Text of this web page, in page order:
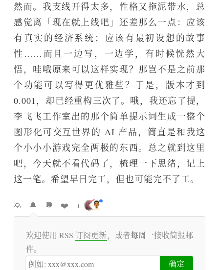
然而。我支线开得太多，性格又拖泥带水，总
感觉离「现在就上线吧」还差那么一点：应该
有真实的经济系统；应该有最初设想的故事
性……而且一边写，一边学，有时候恍然大
悟，哇哦原来可以这样实现？那岂不是之前那
个功能可以写得更优雅些？于是，版本才到
0.001，却已经重构三次了。哦，我还忘了提，
李飞飞工作室出的那个简单提示词生成一整个
图形化可交互世界的 AI 产品，简直是和我这
个小小小游戏完全两极的东西。总之就到这里
吧，今天就不看代码了，梳理一下思绪，记上
这一笔。希望早日完工，但也可能完不了工。
🙏 🔔 💬 ❤️ +
l
i
k
l
i
n
欢迎使用 RSS 订阅更新，或者每周一接收简报邮
件。